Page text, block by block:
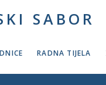
SABOR
RADNA TIJELA